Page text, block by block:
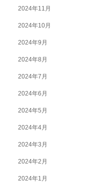
2024年11月
2024年10月
2024年9月
2024年8月
2024年7月
2024年6月
2024年5月
2024年4月
2024年3月
2024年2月
2024年1月